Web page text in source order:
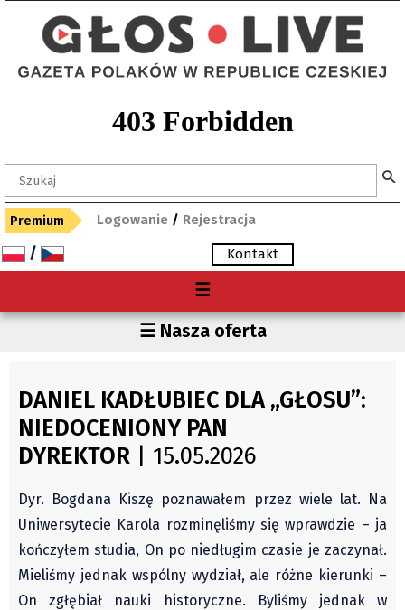
Premium Logowanie / Rejestracja
/ Kontakt
☰
O nas
Archiwum
Autorzy
Wydawca
Kontakt
Redaktorzy
Napisz artykuł
☰ Nasza oferta
Świat
Kongres Polaków
PZKO
DANIEL KADŁUBIEC DLA „GŁOSU”:
NIEDOCENIONY PAN
DYREKTOR | 15.05.2026
Dyr. Bogdana Kiszę poznawałem przez wiele lat. Na
Uniwersytecie Karola rozminęliśmy się wprawdzie – ja
kończyłem studia, On po niedługim czasie je zaczynał.
Mieliśmy jednak wspólny wydział, ale różne kierunki –
On zgłębiał nauki historyczne. Byliśmy jednak w